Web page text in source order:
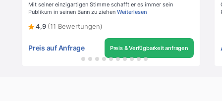
Mit seiner einzigartigen Stimme schafft er es immer sein
Publikum in seinen Bann zu ziehen Weiterlesen
4,9 (11 Bewertungen)
Preis auf Anfrage Preis & Verfügbarkeit anfragen